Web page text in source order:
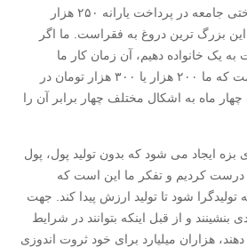
وی با اشاره به اینکه خوشبختی جامعه در پرداخت یارانه ۲۵۰ هزار
بزرگ ترین دروغ به فقراست. ما اگر
به یک خانواده دهیم، آن زمان کار ما
ارزشمند است. این هنر نیست که ما ۲۰۰ هزار یا ۳۰۰ هزار تومان در
ماه به اشکال مختلف چهار برابر آن را
بزه ایجاد می شود که بدون تولید پول، پول
درست کردیم و تفکر ما این است که
تولیدگرا شود تا تولید ارزش پیدا کند. جهت
و از قبل اینکه بتوانند در شرایط
هزاران میلیارد برای خود ثروت اندوزی